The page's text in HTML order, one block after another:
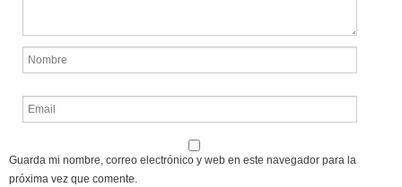
Guarda mi nombre, correo electrónico y web en este navegador para la
próxima vez que comente.